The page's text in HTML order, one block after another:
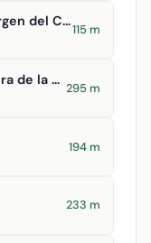
Gasolinera Cooperativa Virgen del Carmen
115 m
Parroquia de Nuestra Señora de la Asunción
295 m
194 m
233 m